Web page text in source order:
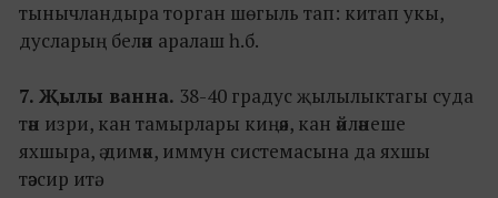
тынычландыра торган шөгыль тап: китап укы,
дусларың белән аралаш һ.б.
7. Җылы ванна. 38-40 градус җылылыктагы суда
тән изри, кан тамырлары киңәя, кан әйләнеше
яхшыра, ә димәк, иммун системасына да яхшы
тәэсир итә.